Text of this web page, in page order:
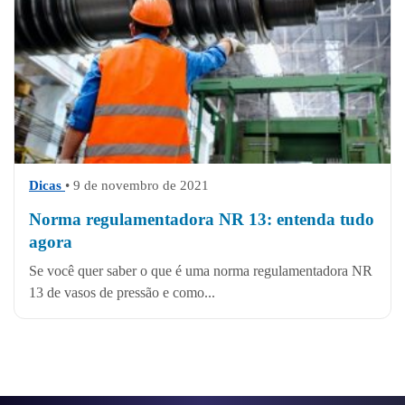
Dicas • 9 de novembro de 2021
Norma regulamentadora NR 13: entenda tudo
agora
Se você quer saber o que é uma norma regulamentadora NR
13 de vasos de pressão e como...